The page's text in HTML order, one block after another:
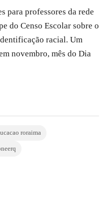
para professores da rede
do Censo Escolar sobre o
racial. Um
novembro, mês do Dia
roraima